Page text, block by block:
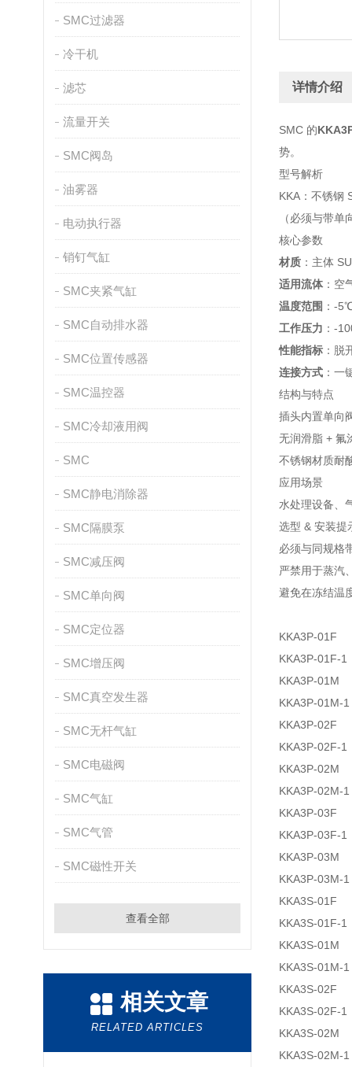
SMC过滤器
冷干机
滤芯
流量开关
SMC阀岛
油雾器
电动执行器
销钉气缸
SMC夹紧气缸
SMC自动排水器
SMC位置传感器
SMC温控器
SMC冷却液用阀
SMC
SMC静电消除器
SMC隔膜泵
SMC减压阀
SMC单向阀
SMC定位器
SMC增压阀
SMC真空发生器
SMC无杆气缸
SMC电磁阀
SMC气缸
SMC气管
SMC磁性开关
查看全部
相关文章
RELATED ARTICLES
详情介绍
SMC 的
势。
型号解析
KKA：不锈钢
（必须与带
核心参数
材质 ：主体
适用流体：空
温度范围 ：-
工作压力 ：-
性能指标 ：脱
连接方式 ：一
结构与特点
插头内置单向
无润滑脂 + 氟
不锈钢材质耐
应用场景
水处理设备、
选型 & 安装提
必须与同规格
严禁用于蒸汽
避免在冻结温
KKA3P-01F
KKA3P-01F-1
KKA3P-01M
KKA3P-01M-1
KKA3P-02F
KKA3P-02F-1
KKA3P-02M
KKA3P-02M-1
KKA3P-03F
KKA3P-03F-1
KKA3P-03M
KKA3P-03M-1
KKA3S-01F
KKA3S-01F-1
KKA3S-01M
KKA3S-01M-1
KKA3S-02F
KKA3S-02F-1
KKA3S-02M
KKA3S-02M-1